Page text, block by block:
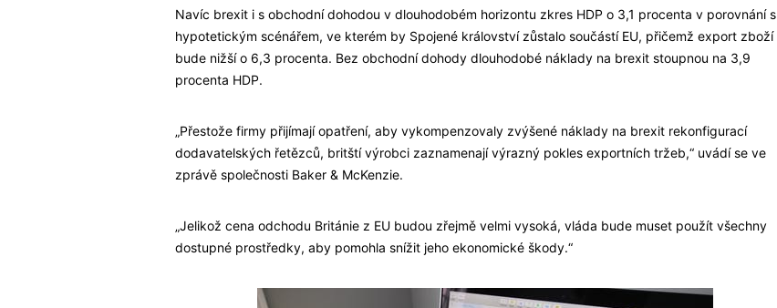
Navíc brexit i s obchodní dohodou v dlouhodobém horizontu zkres HDP o 3,1 procenta v porovnání s
hypotetickým scénářem, ve kterém by Spojené království zůstalo součástí EU, přičemž export zboží
bude nižší o 6,3 procenta. Bez obchodní dohody dlouhodobé náklady na brexit stoupnou na 3,9
procenta HDP.
„Přestože firmy přijímají opatření, aby vykompenzovaly zvýšené náklady na brexit rekonfigurací
dodavatelských řetězců, britští výrobci zaznamenají výrazný pokles exportních tržeb,“ uvádí se ve
zprávě společnosti Baker & McKenzie.
„Jelikož cena odchodu Británie z EU budou zřejmě velmi vysoká, vláda bude muset použít všechny
dostupné prostředky, aby pomohla snížit jeho ekonomické škody.“